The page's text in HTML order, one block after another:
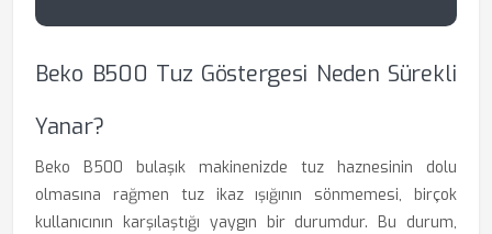
Beko B500 Tuz Göstergesi Neden Sürekli
Yanar?
Beko B500 bulaşık makinenizde tuz haznesinin dolu
olmasına rağmen tuz ikaz ışığının sönmemesi, birçok
kullanıcının karşılaştığı yaygın bir durumdur. Bu durum,